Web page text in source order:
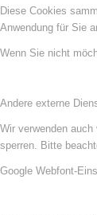
Diese Cookies
Anwendung für Sie
Wenn Sie nicht
Andere externe
Wir verwenden
sperren. Bitte
Google Webfont-